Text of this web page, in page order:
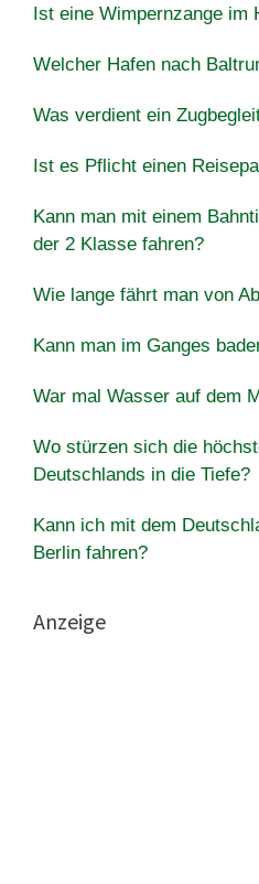
Ist eine Wimpernzange im
Welcher Hafen nach
Was verdient ein
Ist es Pflicht einen
Kann man mit einem
der 2 Klasse fahren?
Wie lange fährt man von
Kann man im Ganges
War mal Wasser auf dem
Wo stürzen sich die
Deutschlands in die Tiefe?
Kann ich mit dem
Berlin fahren?
Anzeige